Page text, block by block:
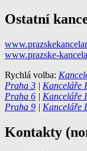
Ostatní
www.prazske-
Rychlá volba:
Praha 3 | Kanceláře
Praha 6 | Kanceláře
Praha 9 | Kanceláře
Kontakty